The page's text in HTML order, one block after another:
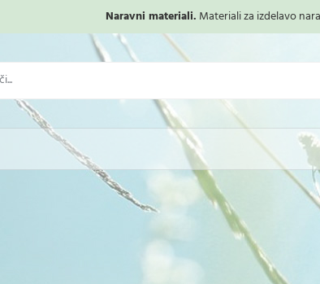
Naravni materiali. Materiali za izdelavo